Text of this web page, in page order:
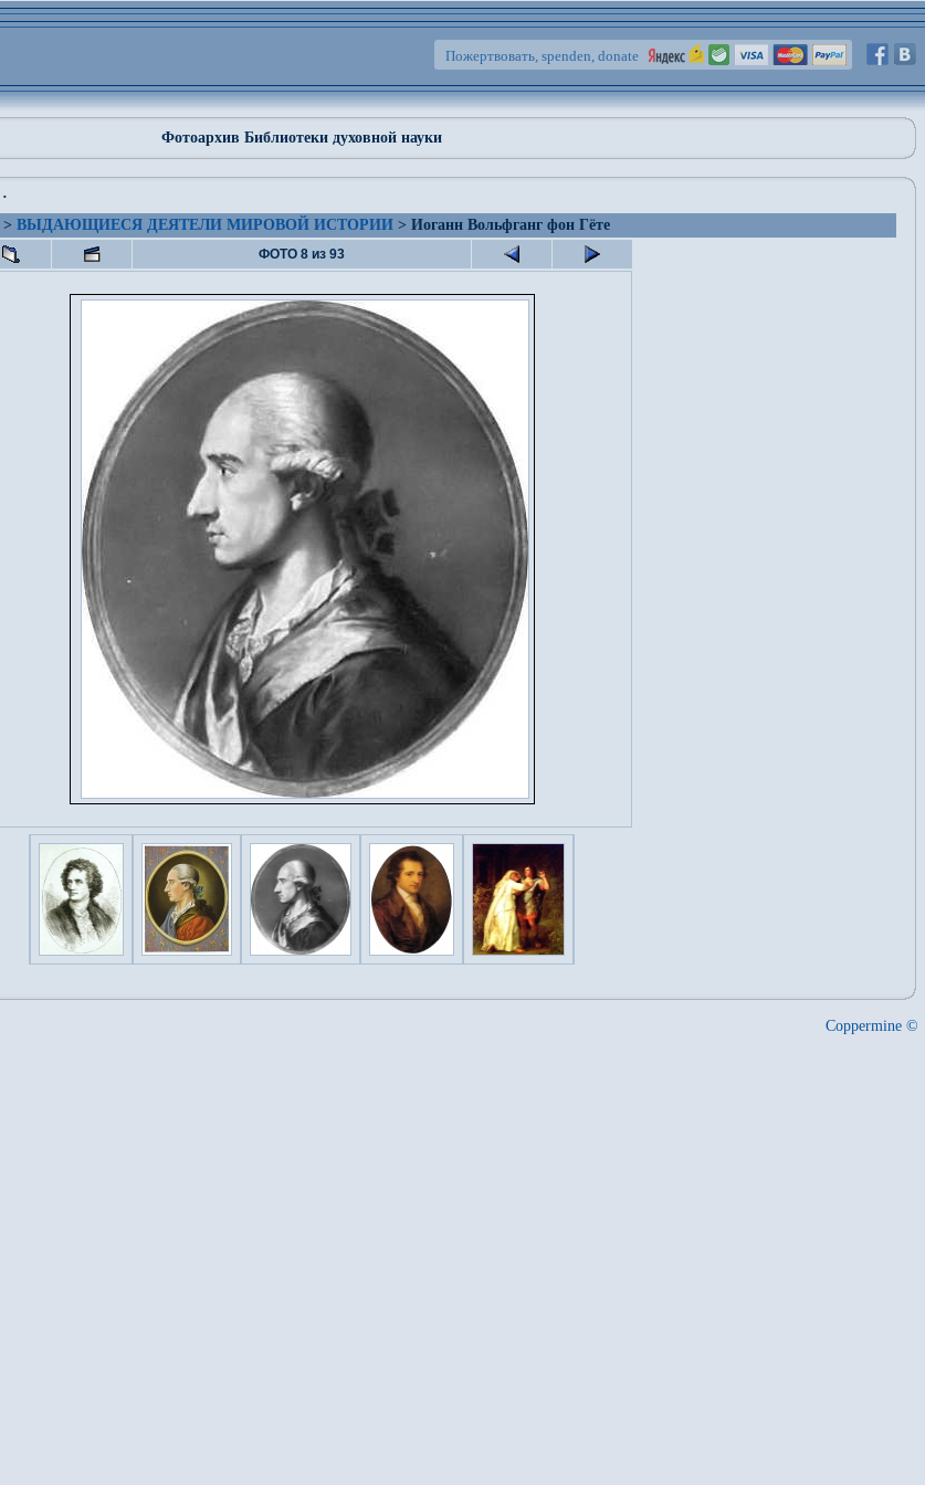
Пожертвовать, spenden, donate
Фотоархив Библиотеки духовной науки
·
> ВЫДАЮЩИЕСЯ ДЕЯТЕЛИ МИРОВОЙ ИСТОРИИ > Иоганн Вольфганг фон Гёте
ФОТО 8 из 93
Coppermine ©